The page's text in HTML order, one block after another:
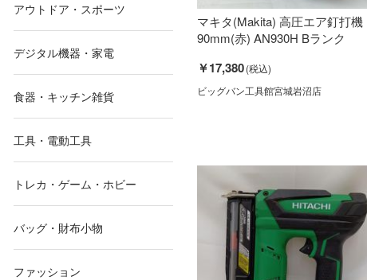
アウトドア・スポーツ
デジタル機器・家電
食器・キッチン雑貨
工具・電動工具
トレカ・ゲーム・ホビー
バッグ・財布小物
ファッション
マキタ(Makita) 高圧エア釘打機
90mm(赤) AN930H Bランク
￥17,380
ビッグバン工具館宮城岩沼店